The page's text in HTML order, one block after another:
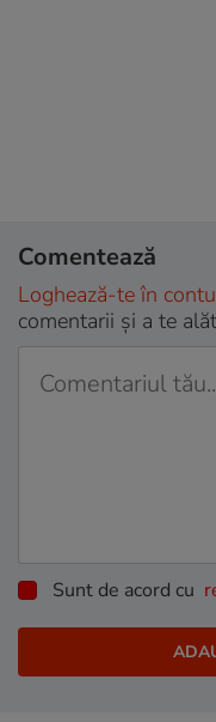
Comentează
Loghează-te în
comentarii și a te
Sunt de acord cu